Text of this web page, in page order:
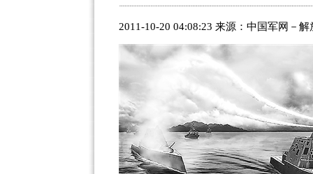
2011-10-20 04:08:23 来源： 中国军网－解